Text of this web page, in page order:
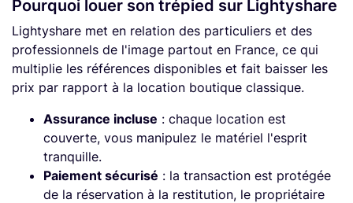
Pourquoi louer son trépied sur Lightyshare
Lightyshare met en relation des particuliers et des
professionnels de l'image partout en France, ce qui
multiplie les références disponibles et fait baisser les
prix par rapport à la location boutique classique.
Assurance incluse : chaque location est
couverte, vous manipulez le matériel l'esprit
tranquille.
Paiement sécurisé : la transaction est protégée
de la réservation à la restitution, le propriétaire